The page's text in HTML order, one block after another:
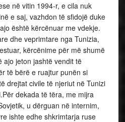
në vitin 1994-r, e cila nuk
e saj, vazhdon të sfidojë duke
është kërcënuar me vdekje.
dhe veprimtare nga Tunizia,
kërcënime për më shumë
ajo jeton jashtë vendit të
të bërë e ruajtur punën si
drejtat civile të njeriut në Tunizi
dekada të tëra, me mijra
u dërguan në internim,
ishte edhe shkrimtarja ruse